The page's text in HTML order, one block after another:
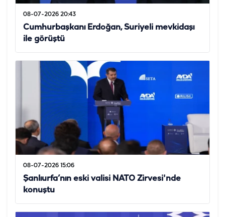
08-07-2026 20:43
Cumhurbaşkanı Erdoğan, Suriyeli mevkidaşı
ile görüştü
08-07-2026 15:06
Şanlıurfa’nın eski valisi NATO Zirvesi'nde
konuştu